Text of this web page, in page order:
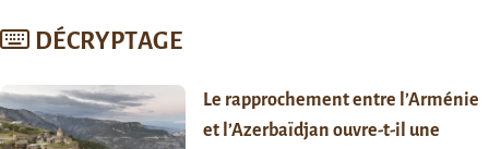
DÉCRYPTAGE
Le rapprochement entre l’Arménie
et l’Azerbaïdjan ouvre-t-il une